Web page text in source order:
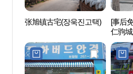
张旭镇古宅(장욱진고택)
[事后
仁驹
구성